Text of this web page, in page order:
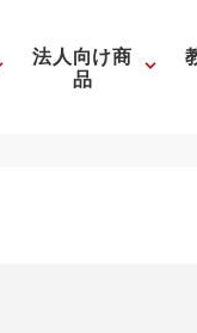
法人向け商
品